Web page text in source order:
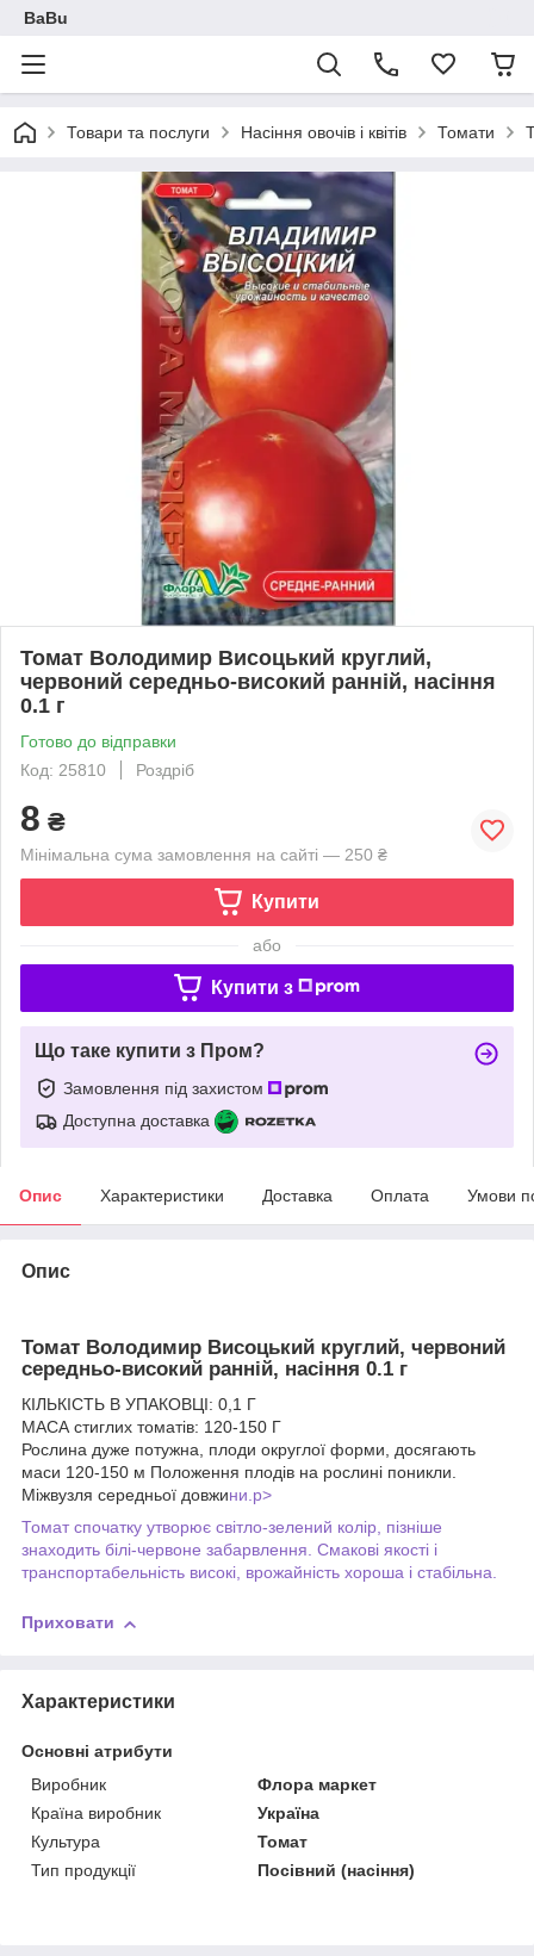
BaBu
Товари та послуги Насіння овочів і квітів Томати
Томат Володимир Висоцький круглий,
червоний середньо-високий ранній, насіння
0.1 г
Готово до відправки
Код: 25810
Роздріб
8 ₴
Мінімальна сума замовлення на сайті — 250 ₴
Купити
або
Купити з
Що таке купити з Пром?
Замовлення під захистом
Доступна доставка
Опис Характеристики Доставка Оплата Умови
Опис
Томат Володимир Висоцький круглий, червоний
середньо-високий ранній, насіння 0.1 г
КІЛЬКІСТЬ В УПАКОВЦІ: 0,1 Г
МАСА стиглих томатів: 120-150 Г
Рослина дуже потужна, плоди округлої форми, досягають
маси 120-150 м Положення плодів на рослині поникли.
Міжвузля середньої довжини.p>
Томат спочатку утворює світло-зелений колір, пізніше
знаходить білі-червоне забарвлення. Смакові якості і
транспортабельність високі, врожайність хороша і стабільна.
Приховати
Характеристики
Основні атрибути
Виробник
Флора маркет
Країна виробник
Україна
Культура
Томат
Тип продукції
Посівний (насіння)